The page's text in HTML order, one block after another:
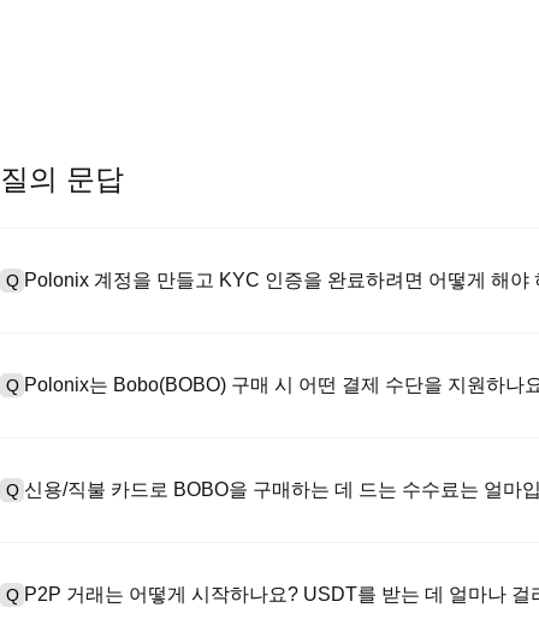
질의 문답
Q Polonix 계정을 만들고 KYC 인증을 완료하려면 어떻게 해야
하여 유효한 신분증 문서를 업로드하고 셀카를 찍어 KYC 인증을 완
Q Polonix는 Bobo(BOBO) 구매 시 어떤 결제 수단을 지원하나
를 초과하는 대규모 거래에 대한 장외 거래(OTC 거래, 맞춤형 견적
Q 신용/직불 카드로 BOBO을 구매하는 데 드는 수수료는 얼마
현물 거래 수수료(최대 0.05%)가 적용됩니다.
Q P2P 거래는 어떻게 시작하나요? USDT를 받는 데 얼마나 걸